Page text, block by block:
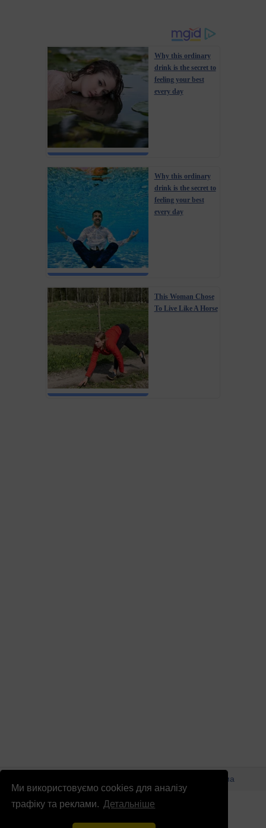
Ми використовуємо cookies для аналізу
трафіку та реклами. Детальніше
Why this ordinary
drink is the secret to
feeling your best
every day
Why this ordinary
drink is the secret to
feeling your best
every day
This Woman Chose
To Live Like A Horse
Реклама
info @patrioty.org.ua